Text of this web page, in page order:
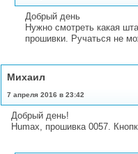
Добрый день
Нужно смотреть какая
прошивки. Ручаться не
Михаил
7 апреля 2016 в 23:42
Добрый день!
Humax, прошивка 0057.